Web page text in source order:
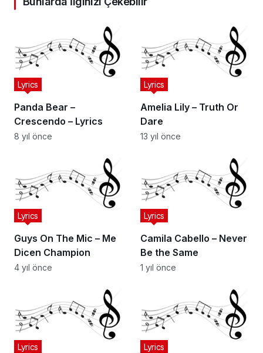
Panda Bear –
Crescendo – Lyrics
Lyrics
8 yıl önce
Amelia Lily – Truth Or
Dare
Lyrics
13 yıl önce
Guys On The Mic – Me
Dicen Champion
Lyrics
4 yıl önce
Camila Cabello – Never
Be the Same
Lyrics
1 yıl önce
Lyrics Lyrics